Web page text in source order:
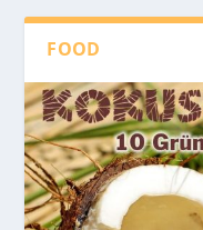
FOOD